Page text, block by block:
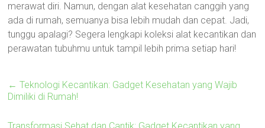
merawat diri. Namun, dengan alat kesehatan canggih yang
ada di rumah, semuanya bisa lebih mudah dan cepat. Jadi,
tunggu apalagi? Segera lengkapi koleksi alat kecantikan dan
perawatan tubuhmu untuk tampil lebih prima setiap hari!
← Teknologi Kecantikan: Gadget Kesehatan yang Wajib
Dimiliki di Rumah!